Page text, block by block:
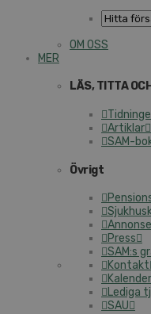
OM OSS
MER
LÄS, TITTA
Artiklar
SAM-
Övrigt
Press
SAM:s
Kontakt
Kalender
Lediga
SAU